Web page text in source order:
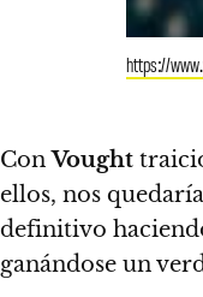
https://
ConVought
ellos, nos
definitivo
ganándose un